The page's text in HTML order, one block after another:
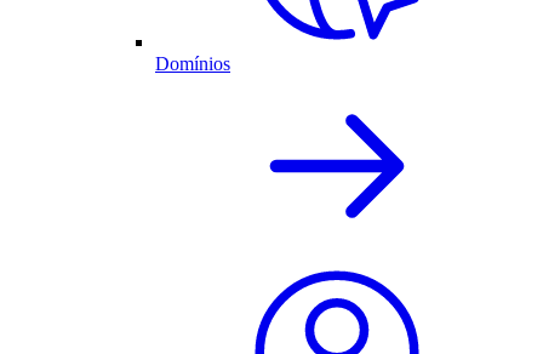
Domínios